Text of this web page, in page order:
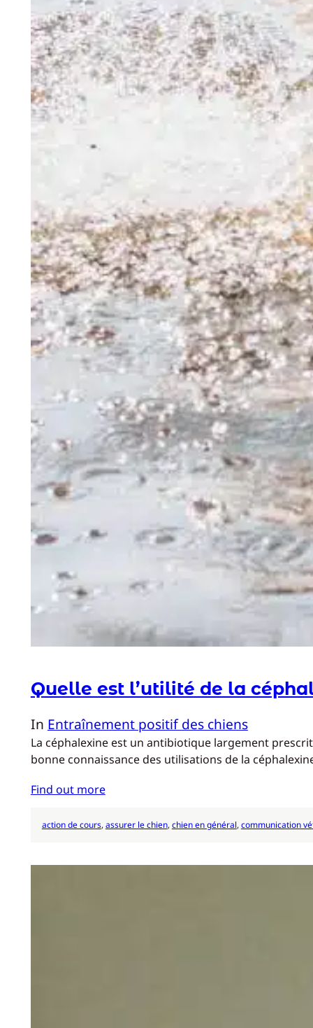
Quelle est l’utilité de la
In Entraînement positif des chiens
La céphalexine est un antibiotique largement
bonne connaissance des utilisations de la
Find out more
action de cours, assurer le chien, chien en général, communication